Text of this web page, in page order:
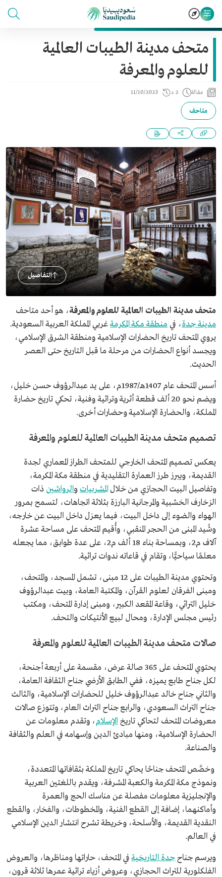
متحف مدينة الطيبات العالمية
للعلوم والمعرفة
مقالة 2 د 11/10/2023
متاحف
التفاصيل
متحف مدينة الطيبات العالمية للعلوم والمعرفة، هو أحد متاحف
مدينة جدة، في منطقة مكة المكرمةغربي المملكة العربية السعودية.
يروي المتحف تاريخ الحضارات الإسلامية ومنطقة الشرق الإسلامي،
ويجسد أنواع الحضارات من مرحلة ما قبل التاريخ حتى العصر
الحديث.
أسس المتحف عام 1407هـ/1987م، على يد عبدالرؤوف حسن خليل،
ويضم نحو 20 ألف قطعة أثرية وتراثية وفنية، تحكي تاريخ حضارة
المملكة، والحضارة الإسلامية وحضارات أخرى.
تصميم متحف مدينة الطيبات العالمية للعلوم والمعرفة
يعكس تصميم المتحف الخارجي للمتحف الطراز المعماري لجدة
القديمة، ويبرز طرز العمارة التقليدية في منطقة مكة المكرمة،
وتفاصيل البيت الحجازي من خلالالمشربيات والرواشين ذات
الزخارف الخشبية والمرجانية البارزة بثلاثة اتجاهات، لتسمح بمرور
الهواء والضوء إلى داخل البيت، فيما يعزل داخل البيت عن خارجه،
وشُيد المبنى من الحجر المنقبي، وأُقيم المتحف على مساحة عشرة
آلاف م2، وبمساحة بناء 18 ألف م2، على عدة طوابق، مما يجعله
معلمًا سياحيًّا، وتقام في قاعاته ندوات تراثية.
وتحتوي مدينة الطيبات على 12 مبنى، تشمل المسجد، والمتحف،
ومبنى الفرقان لعلوم القرآن، والمكتبة العامة، وبيت عبدالرؤوف
خليل التراثي، وقاعة المقعد الكبير، ومبنى إدارة المتحف، ومكتب
رئيس مجلس الإدارة، ومحال لبيع الأنتيكات والتحف.
صالات متحف مدينة الطيبات العالمية للعلوم والمعرفة
يحتوي المتحف على 365 صالة عرض، مقسمة على أربعة أجنحة،
لكل جناح طابع يميزه، ففي الطابق الأرضي جناح الثقافة العامة،
والثاني جناح خالد عبدالرؤوف خليل للحضارات الإسلامية، والثالث
جناح التراث السعودي، والرابع جناح التراث العام، وتتوزع صالات
معروضات المتحف لتحاكي تاريخ الإسلام، وتقدم معلومات عن
الحضارة الإسلامية، ومنها مبادئ الدين وإسهامه في العلم والثقافة
والصناعة.
وخصَّص المتحف جناحًا يحاكي تاريخ المملكة بثقافاتها المتعددة،
ونموذج مكة المكرمة والكعبة المشرفة، ويقدم باللغتين العربية
والإنجليزية معلومات مفصلة عن مناسك الحج والعمرة
وأماكنهما، إضافة إلى القطع الفنية، والمخطوطات، والفخار، والقطع
النقدية القديمة، والأسلحة، وخريطة تشرح انتشار الدين الإسلامي
في العالم.
ويرسم جناحجدة التاريخية في المتحف، حاراتها ومناظرها، والعروض
الفلكلورية للتراث الحجازي، وعروض أزياء تراثية عمرها ثلاثة قرون،